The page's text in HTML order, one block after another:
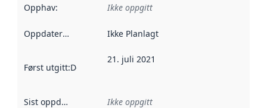
Opphav: Ikke oppgitt
Oppdateringsfrekvens :
Ikke Planlagt
Først utgitt:Denne datoen sier når dataene i dette
21. juli 2021
Sist oppdatert Ikke oppgitt